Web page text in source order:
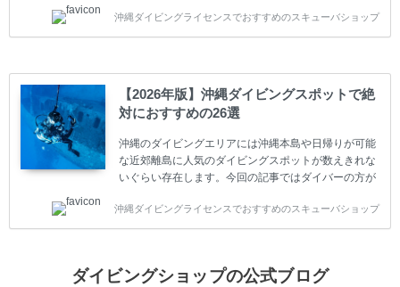
やまだ始めて間もない初心者の方に必見の内容です。
スキューバダイビングの始め方と楽しみ方について学
ダイビングが台無しになり後悔することになってしま
うかもしれません。 又、スキューバダイビングは事故
のリスクがあるスポーツでもあります。もしかしたら
危険な思いをしてしまうかもしれません。 今回は現地
ダイビング...
沖縄ダイビングライセンスでおすすめのスキューバショップ
【2026年版】沖縄ダイビングスポットで絶
対におすすめの26選
沖縄のダイビングエリアには沖縄本島や日帰りが可能
な近郊離島に人気のダイビングスポットが数えきれな
いぐらい存在します。今回の記事ではダイバーの方が
グスポットを紹介します。 当スクールは、沖縄本島で
は北谷町、嘉手納町、読谷村、恩納村、名護市、本部
案内しております。 ダイビングライセンスをお持ちの
沖縄ダイビングライセンスでおすすめのスキューバショップ
ダイビングショップの公式ブログ